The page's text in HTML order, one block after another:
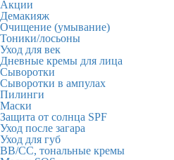
Акции
Демакияж
Очищение (умывание)
Тоники/лосьоны
Уход для век
Дневные кремы для лица
Сыворотки
Сыворотки в ампулах
Пилинги
Маски
Защита от солнца SPF
Уход после загара
Уход для губ
BB/CC, тональные кремы